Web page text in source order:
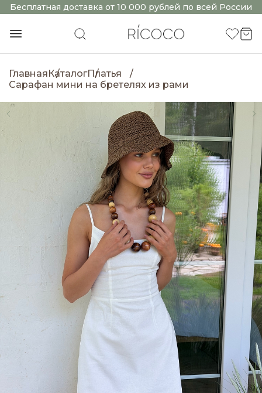
Бесплатная доставка от 10 000 рублей по всей России
ГлавнаяКаталогПлатья
Сарафан мини на бретелях из рами